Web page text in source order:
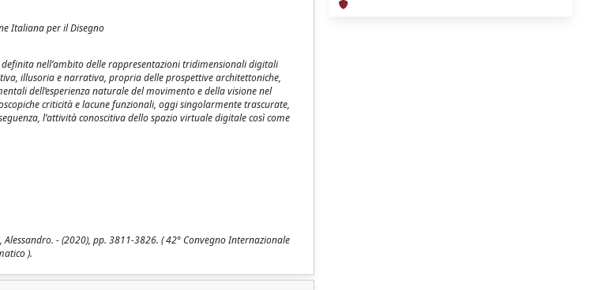
Italiana per il Disegno
nell’ambito delle rappresentazioni tridimensionali digitali
illusoria e narrativa, propria delle prospettive architettoniche,
dell’esperienza naturale del movimento e della visione nel
criticità e lacune funzionali, oggi singolarmente trascurate,
l’attività conoscitiva dello spazio virtuale digitale così come
- (2020), pp. 3811-3826. ( 42° Convegno Internazionale
).